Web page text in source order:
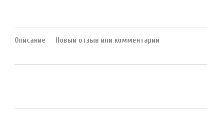
Описание Новый отзыв или комментарий